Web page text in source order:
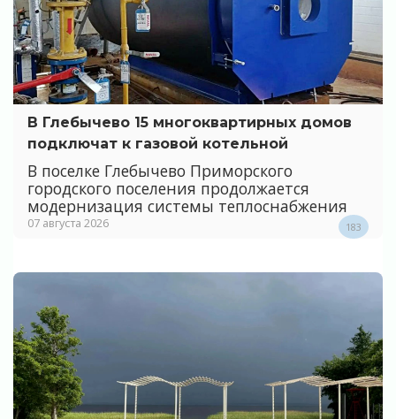
В Глебычево 15 многоквартирных домов
подключат к газовой котельной
В поселке Глебычево Приморского
городского поселения продолжается
модернизация системы теплоснабжения
07 августа 2026 183